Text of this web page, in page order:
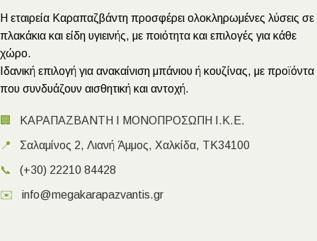
Η εταιρεία Καραπαζβάντη προσφέρει ολοκληρωμένες λύσεις σε
πλακάκια και είδη υγιεινής, με ποιότητα και επιλογές για κάθε
χώρο.
Ιδανική επιλογή για ανακαίνιση μπάνιου ή κουζίνας, με προϊόντα
που συνδυάζουν αισθητική και αντοχή.
🏢 ΚΑΡΑΠΑΖΒΑΝΤΗ Ι ΜΟΝΟΠΡΟΣΩΠΗ Ι.Κ.Ε.
📍 Σαλαμίνος 2, Λιανή Άμμος, Χαλκίδα, ΤΚ34100
📞 (+30) 22210 84428
✉️ info@megakarapazvantis.gr